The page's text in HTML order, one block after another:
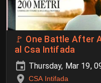
🚩 One Battle After
al Csa Intifada
Thursday, Mar 19,
CSA Intifada